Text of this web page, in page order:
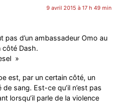
9 avril 2015 à 17 h 49 min
pas d’un ambassadeur Omo au
côté Dash.
»
est, par un certain côté, un
sang. Est-ce qu’il n’est pas
lorsqu’il parle de la violence